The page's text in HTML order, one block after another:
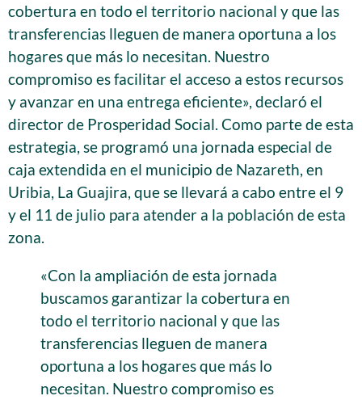
cobertura en todo el territorio nacional y que las
transferencias lleguen de manera oportuna a los
hogares que más lo necesitan. Nuestro
compromiso es facilitar el acceso a estos recursos
y avanzar en una entrega eficiente», declaró el
director de Prosperidad Social. Como parte de esta
estrategia, se programó una jornada especial de
caja extendida en el municipio de Nazareth, en
Uribia, La Guajira, que se llevará a cabo entre el 9
y el 11 de julio para atender a la población de esta
zona.
«Con la ampliación de esta jornada
buscamos garantizar la cobertura en
todo el territorio nacional y que las
transferencias lleguen de manera
oportuna a los hogares que más lo
necesitan. Nuestro compromiso es